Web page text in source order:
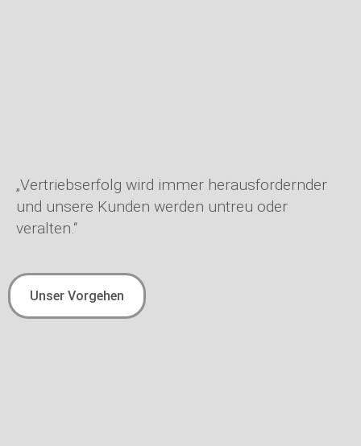
„Vertriebserfolg wird immer herausfordernder
und unsere Kunden werden untreu oder
veralten.“
Unser Vorgehen